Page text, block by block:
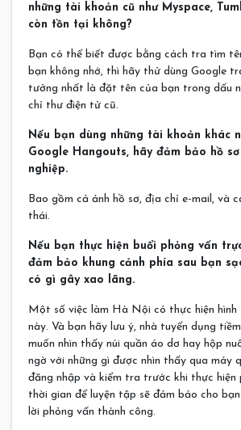
những tài khoản cũ như Myspace,
còn tồn tại không?
Bạn có thể biết được bằng cách tra tìm
bạn không nhớ, thì hãy thử dùng Google
tưởng nhất là đặt tên của bạn trong dấu
chỉ thư điện tử cũ.
Nếu bạn dùng những tài khoản khác
Google Hangouts, hãy đảm bảo hồ
nghiệp.
Bao gồm cả ảnh hồ sơ, địa chỉ e-mail, và
thái.
Nếu bạn thực hiện buổi phỏng vấn
đảm bảo khung cảnh phía sau bạn
có gì gây xao lãng.
Một số việc làm Hà Nội có thực hiện hình
này. Và bạn hãy lưu ý, nhà tuyển dụng
muốn nhìn thấy núi quần áo dơ hay hộp
ngờ với những gì được nhìn thấy qua máy
đăng nhập và kiểm tra trước khi thực hiện
thời gian để luyện tập sẽ đảm bảo cho
lời phỏng vấn thành công.